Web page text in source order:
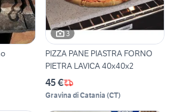
3
PIZZA PANE PIASTRA FORNO
PIETRA LAVICA 40x40x2
45 €
Gravina di Catania (CT)